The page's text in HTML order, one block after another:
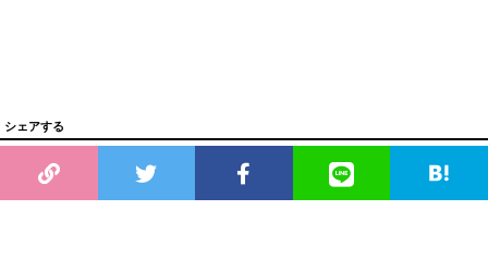
シェアする